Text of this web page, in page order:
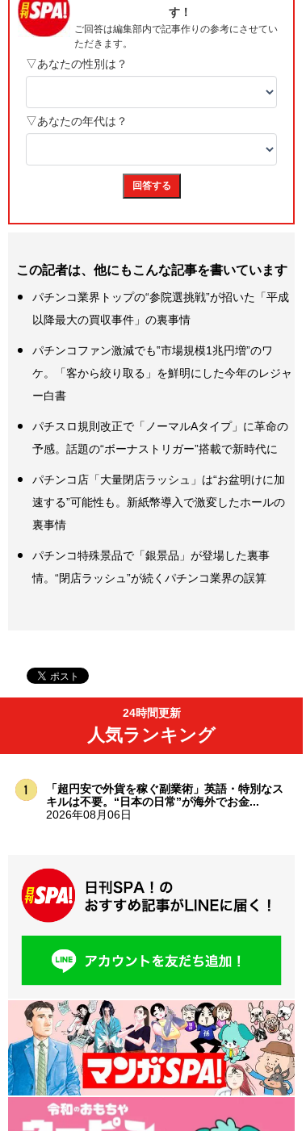
この記者は、他にもこんな記事を書いています
パチンコ業界トップの“参院選挑戦”が招いた「平成
以降最大の買収事件」の裏事情
パチンコファン激減でも‟市場規模1兆円増”のワ
ケ。「客から絞り取る」を鮮明にした今年のレジャ
ー白書
パチスロ規則改正で「ノーマルAタイプ」に革命の
予感。話題の“ボーナストリガー”搭載で新時代に
パチンコ店「大量閉店ラッシュ」は“お盆明けに加
速する”可能性も。新紙幣導入で激変したホールの
裏事情
パチンコ特殊景品で「銀景品」が登場した裏事
情。“閉店ラッシュ”が続くパチンコ業界の誤算
24時間更新
人気ランキング
「超円安で外貨を稼ぐ副業術」英語・特別なス
キルは不要。“日本の日常”が海外でお金...
2026年08月06日